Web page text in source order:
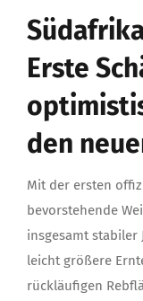
grösseres
Erste
den
Mit der ersten
bevorstehende
insgesamt stabiler
leicht größere
rückläufigen